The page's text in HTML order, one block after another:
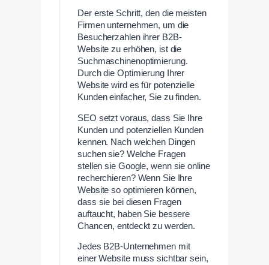
Der erste Schritt, den die meisten
Firmen unternehmen, um die
Besucherzahlen ihrer B2B-
Website zu erhöhen, ist die
Suchmaschinenoptimierung.
Durch die Optimierung Ihrer
Website wird es für potenzielle
Kunden einfacher, Sie zu finden.
SEO setzt voraus, dass Sie Ihre
Kunden und potenziellen Kunden
kennen. Nach welchen Dingen
suchen sie? Welche Fragen
stellen sie Google, wenn sie online
recherchieren? Wenn Sie Ihre
Website so optimieren können,
dass sie bei diesen Fragen
auftaucht, haben Sie bessere
Chancen, entdeckt zu werden.
Jedes B2B-Unternehmen mit
einer Website muss sichtbar sein,